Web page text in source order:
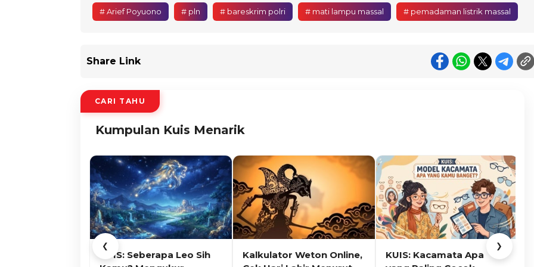
# Arief Poyuono # pln # bareskrim polri # mati lampu massal # pemadaman listrik massal
Share Link
CARI TAHU
Kumpulan Kuis Menarik
❮
KUIS: Seberapa Leo Sih
Kalkulator Weton Online,
KUIS: Kacamata Apa
❯